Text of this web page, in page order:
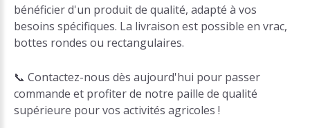
bénéficier d'un produit de qualité, adapté à vos
besoins spécifiques. La livraison est possible en vrac,
bottes rondes ou rectangulaires.
📞 Contactez-nous dès aujourd'hui pour passer
commande et profiter de notre paille de qualité
supérieure pour vos activités agricoles !